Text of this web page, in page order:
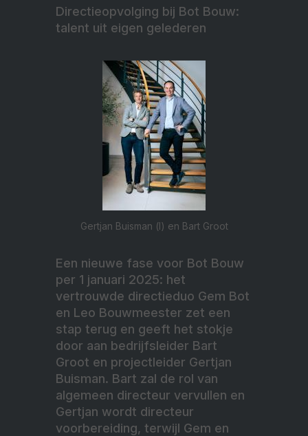
Directieopvolging bij Bot Bouw:
talent uit eigen gelederen
Gertjan Buisman (l) en Bart Groot
Een nieuwe fase voor Bot Bouw
per 1 januari 2025: het
vertrouwde directieduo Gem Bot
en Leo Bouwmeester zet een
stap terug en geeft het stokje
door aan bedrijfsleider Bart
Groot en projectleider Gertjan
Buisman. Bart zal de rol van
algemeen directeur vervullen en
Gertjan wordt directeur
voorbereiding, terwijl Gem en